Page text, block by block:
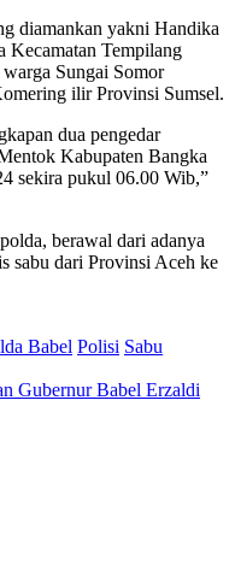
diamankan yakni Handika
Kecamatan Tempilang
Sungai Somor
ilir Provinsi Sumsel.
dua pengedar
Kabupaten Bangka
sekira pukul 06.00 Wib,”
berawal dari adanya
sabu dari Provinsi Aceh ke
Babel Polisi Sabu
Gubernur Babel Erzaldi